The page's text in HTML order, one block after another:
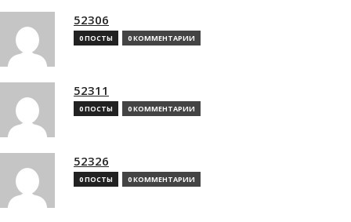
52306
0 ПОСТЫ 0 КОММЕНТАРИИ
52311
0 ПОСТЫ 0 КОММЕНТАРИИ
52326
0 ПОСТЫ 0 КОММЕНТАРИИ